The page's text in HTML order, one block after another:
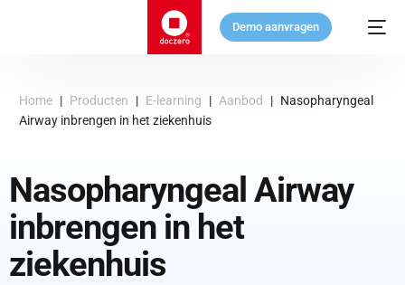
Demo aanvragen
Home | Producten | E-learning | Aanbod | Nasopharyngeal
Airway inbrengen in het ziekenhuis
Nasopharyngeal Airway
inbrengen in het
ziekenhuis